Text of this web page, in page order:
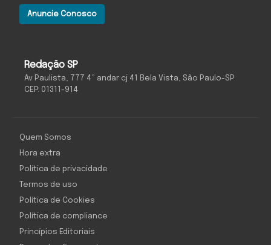
Redação SP
Av Paulista, 777 4º andar cj 41 Bela Vista, São Paulo-SP
CEP: 01311-914
Anuncie Conosco
Quem Somos
Hora extra
Política de privacidade
Termos de uso
Política de Cookies
Política de compliance
Princípios Editoriais